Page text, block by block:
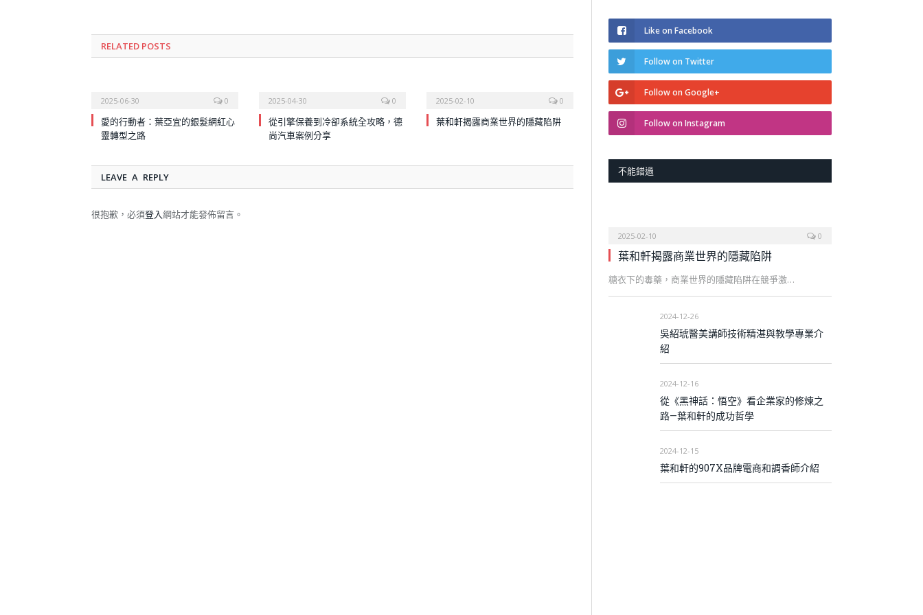
RELATED POSTS
2025-06-30 0
愛的行動者：葉亞宜的銀髮網紅心
靈轉型之路
2025-04-30 0
從引擎保養到冷卻系統全攻略，德
尚汽車案例分享
2025-02-10 0
葉和軒揭露商業世界的隱藏陷阱
LEAVE A REPLY
很抱歉，必須登入網站才能發佈留言。
Like on Facebook
Follow on Twitter
Follow on Google+
Follow on Instagram
不能錯過
2025-02-10 0
葉和軒揭露商業世界的隱藏陷阱
糖衣下的毒藥，商業世界的隱藏陷阱在競爭激…
2024-12-26
吳紹琥醫美講師技術精湛與教學專業介
紹
2024-12-16
從《黑神話：悟空》看企業家的修煉之
路—葉和軒的成功哲學
2024-12-15
葉和軒的907X品牌電商和調香師介紹